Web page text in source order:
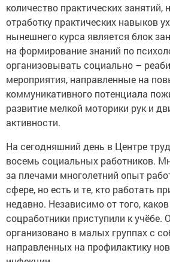
количество практических занятий,
отработку практических навыков
нынешнего курса является блок
на формирование знаний по
организовывать социально –
мероприятия, направленные на
коммуникативного потенциала
развитие мелкой моторики рук и
активности.
На сегодняшний день в Центре
восемь социальных работников.
за плечами многолетний опыт
сфере, но есть и те, кто работать
недавно. Независимо от того,
соцработники приступили к учёбе.
организовано в малых группах с
направленных на профилактику